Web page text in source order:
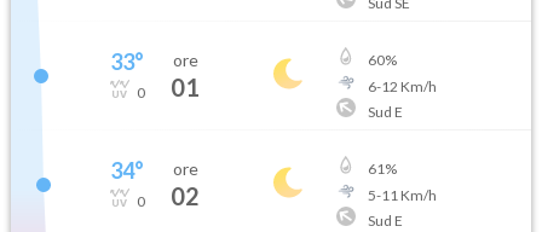
33°
0
ore
01
60%
6-12 Km/h
Sud E
34°
0
ore
02
61%
5-11 Km/h
Sud E